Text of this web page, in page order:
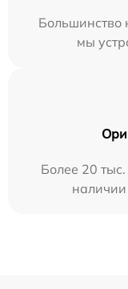
Большинство
мы
Более 20